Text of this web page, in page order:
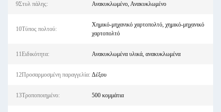
9Στυλ πάλης: Ανακυκλωμένο, Ανακυκλωμένο
10Τύπος πολτού:
Χημικό-μηχανικό χαρτοπολτό, χημικό-μηχανικό
χαρτοπολτό
11Ειδικότητα: Ανακυκλωμένα υλικά, ανακυκλωμένα
12Προσαρμοσμένη παραγγελία: Δέξου
13Τροποποιημένο: 500 κομμάτια